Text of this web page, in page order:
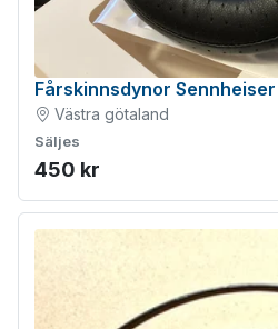
Fårskinnsdynor
Västra götaland
Säljes
450 kr